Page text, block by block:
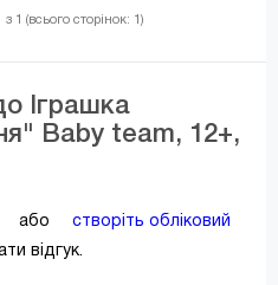
з 1 (всього сторінок: 1)
Іграшка
Baby team, 12+,
або
створіть обліковий
відгук.